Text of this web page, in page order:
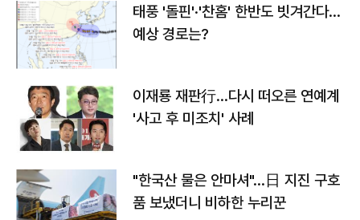
태풍 '돌핀'·'찬홈' 한반도 빗겨간다…
예상 경로는?
이재룡 재판行…다시 떠오른 연예계
'사고 후 미조치' 사례
"한국산 물은 안마셔"…日 지진 구호
품 보냈더니 비하한 누리꾼